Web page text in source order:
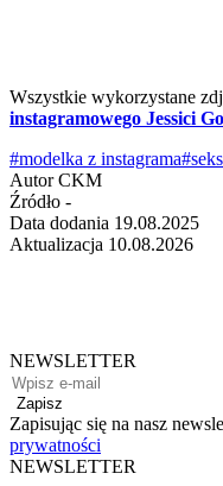
Wszystkie wykorzystane
instagramowego Jessici
#modelka z instagrama
Autor CKM
Źródło -
Data dodania 19.08.2025
Aktualizacja 10.08.2026
NEWSLETTER
Zapisz
Zapisując się na nasz
prywatności
NEWSLETTER